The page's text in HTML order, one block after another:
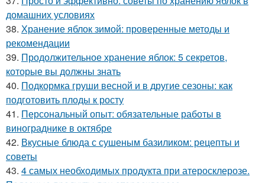
домашних условиях
38. Хранение яблок зимой: проверенные методы и
рекомендации
39. Продолжительное хранение яблок: 5 секретов,
которые вы должны знать
40. Подкормка груши весной и в другие сезоны: как
подготовить плоды к росту
41. Персональный опыт: обязательные работы в
винограднике в октябре
42. Вкусные блюда с сушеным базиликом: рецепты и
советы
43. 4 самых необходимых продукта при атеросклерозе.